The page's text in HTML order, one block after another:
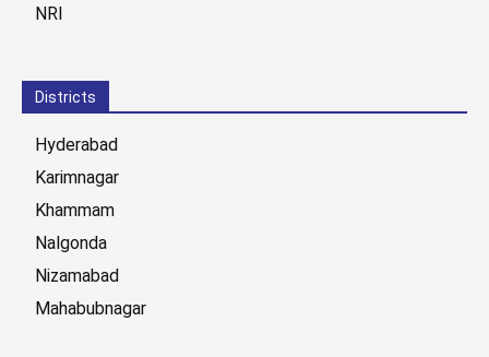
NRI
Districts
Hyderabad
Karimnagar
Khammam
Nalgonda
Nizamabad
Mahabubnagar